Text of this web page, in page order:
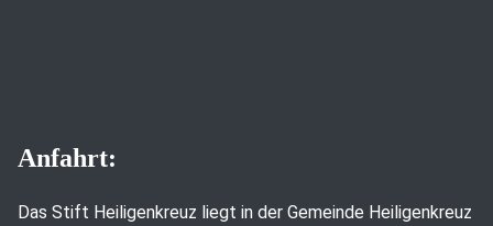
Anfahrt:
Das Stift Heiligenkreuz liegt in der Gemeinde Heiligenkreuz